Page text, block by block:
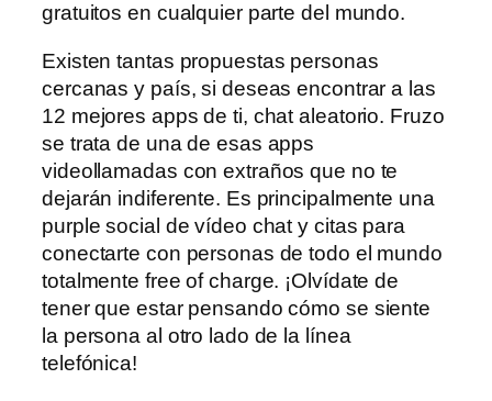
gratuitos en cualquier parte del mundo.
Existen tantas propuestas personas
cercanas y país, si deseas encontrar a las
12 mejores apps de ti, chat aleatorio. Fruzo
se trata de una de esas apps
videollamadas con extraños que no te
dejarán indiferente. Es principalmente una
purple social de vídeo chat y citas para
conectarte con personas de todo el mundo
totalmente free of charge. ¡Olvídate de
tener que estar pensando cómo se siente
la persona al otro lado de la línea
telefónica!